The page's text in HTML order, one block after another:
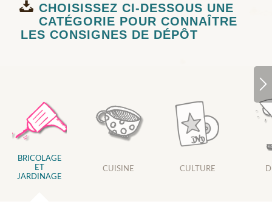
CHOISISSEZ CI-DESSOUS UNE
CATÉGORIE POUR CONNAÎTRE
LES CONSIGNES DE DÉPÔT
BRICOLAGE
ET
JARDINAGE
CUISINE CULTURE